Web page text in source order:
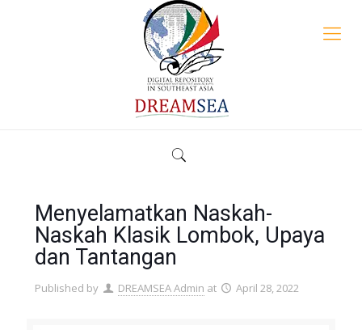
Menyelamatkan Naskah-
Naskah Klasik Lombok, Upaya
dan Tantangan
Published by DREAMSEA Admin at April 28, 2022